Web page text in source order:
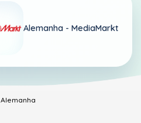
Alemanha - MediaMarkt
Alemanha